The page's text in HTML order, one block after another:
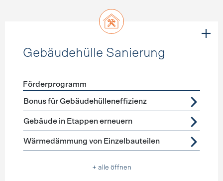
Gebäudehülle Sanierung
Förderprogramme Gebäudehülle Sanierung
Förderprogramm
Bonus für Gebäudehülleneffizienz
Gebäude in Etappen erneuern
Wärmedämmung von Einzelbauteilen
+ alle öffnen